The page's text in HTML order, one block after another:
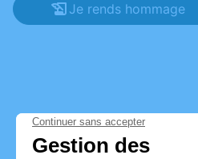
Je rends hommage